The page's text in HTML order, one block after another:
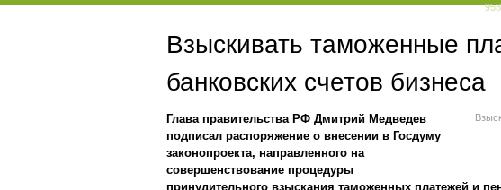
Взыскивать таможенные
банковских счетов бизнеса
Глава правительства РФ Дмитрий Медведев
подписал распоряжение о внесении в Госдуму
законопроекта, направленного на
совершенствование процедуры
принудительного взыскания таможенных платежей и